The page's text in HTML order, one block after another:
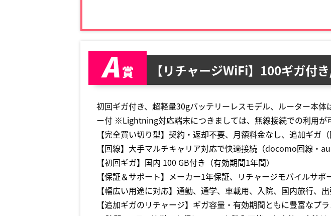
【リチャージWiFi】100ギガ付
初回ギガ付き、超軽量30gバッテリーレスモデル、ルーター本
ー付 ※Lightning対応端末につきましては、無線接続での利用が
【完全買い切り型】契約・返却不要、月額料金なし、追加ギガ
【回線】大手マルチキャリア対応で快適接続（docomo回線・
【初回ギガ】国内 100 GB付き（有効期間1年間）
【保証＆サポート】メーカー1年保証、リチャージモバイルサポ
【幅広い用途に対応】通勤、通学、車載用、入院、国内旅行、
【追加ギガのリチャージ】ギガ容量・有効期間ともに豊富な